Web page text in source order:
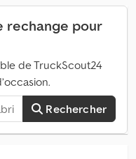
rechange pour
de TruckScout24
Rechercher